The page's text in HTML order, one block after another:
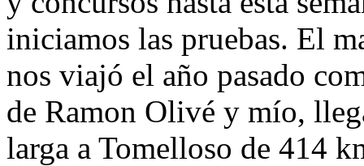
iniciamos las pruebas. El
nos viajó el año pasado
de Ramon Olivé y mío,
larga a Tomelloso de 414